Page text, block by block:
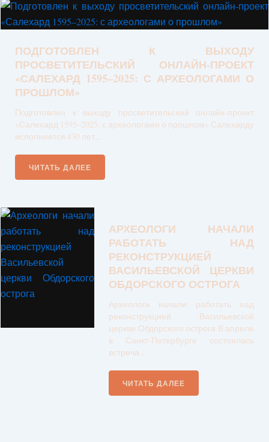
ПОДГОТОВЛЕН К ВЫХОДУ
ПРОСВЕТИТЕЛЬСКИЙ ОНЛАЙН-ПРОЕКТ
«САЛЕХАРД 1595–2025: С АРХЕОЛОГАМИ О
ПРОШЛОМ»
Подготовлен к выходу просветительский онлайн-проект
«Салехард 1595–2025: с археологами о прошлом» Салехарду
исполняется 430 лет,...
ЧИТАТЬ ДАЛЕЕ
АРХЕОЛОГИ НАЧАЛИ
РАБОТАТЬ НАД
РЕКОНСТРУКЦИЕЙ
ВАСИЛЬЕВСКОЙ ЦЕРКВИ
ОБДОРСКОГО ОСТРОГА
Археологи начали работать над
реконструкцией Васильевской
церкви Обдорского острога В апреле
в Санкт-Петербурге состоялась
встреча...
ЧИТАТЬ ДАЛЕЕ